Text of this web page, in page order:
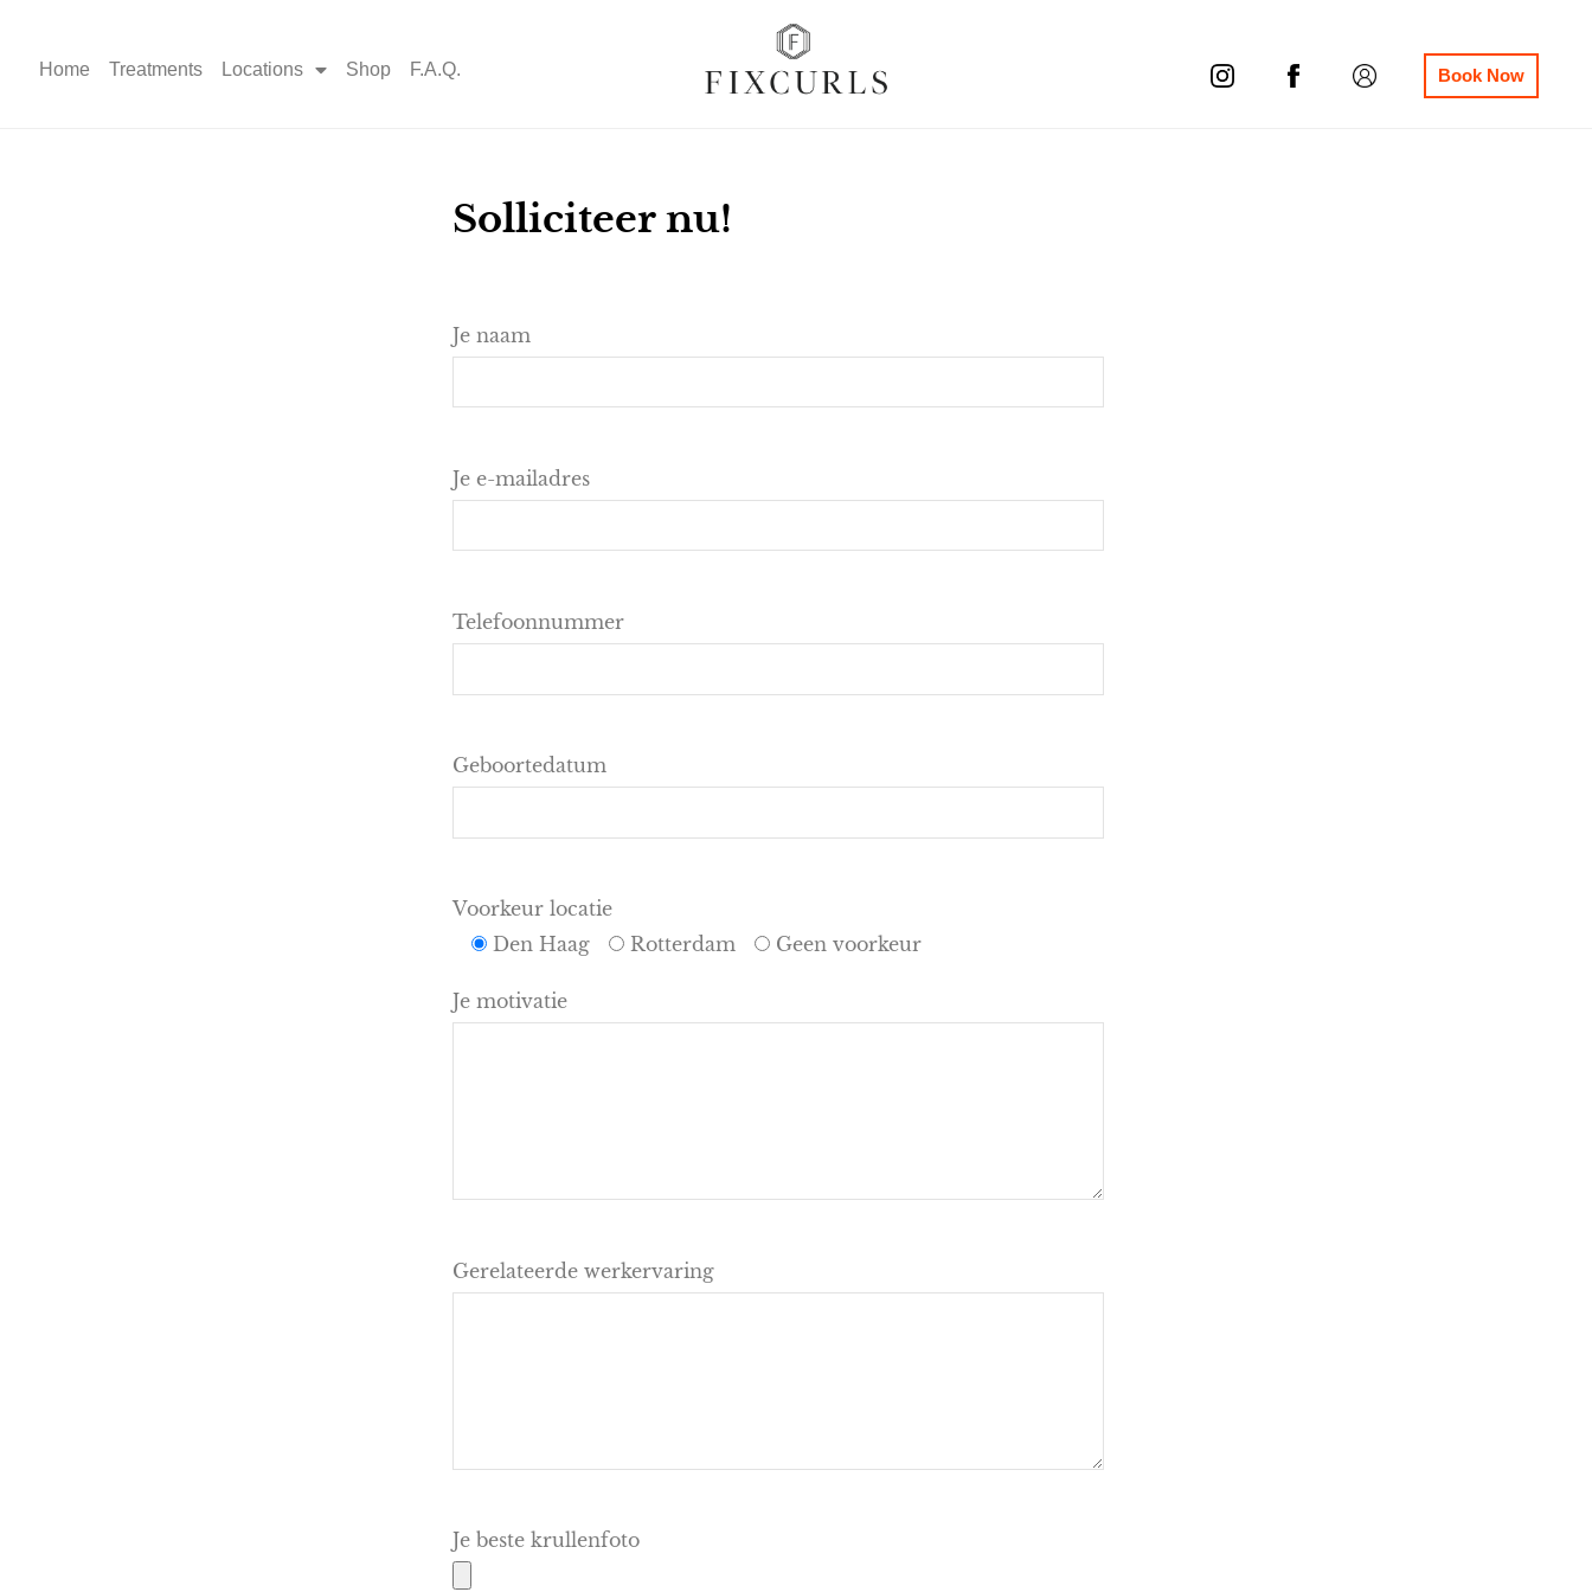
Home Treatments Locations Shop F.A.Q. Book Now
Solliciteer nu!
Je naam
Je e-mailadres
Telefoonnummer
Geboortedatum
Voorkeur locatie
Den Haag
Rotterdam Geen voorkeur
Je motivatie
Gerelateerde werkervaring
Je beste krullenfoto